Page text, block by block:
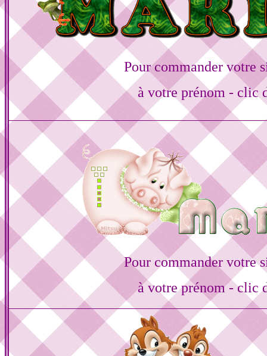
Pour commander votre
à votre prénom - clic
Pour commander votre
à votre prénom - clic